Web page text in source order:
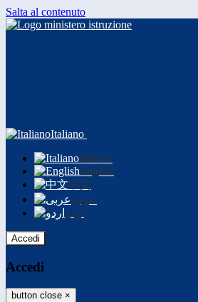
Salta al contenuto
Italiano
Italiano
English
中文
عربى
اردو
Accedi
Accedi
button close ×